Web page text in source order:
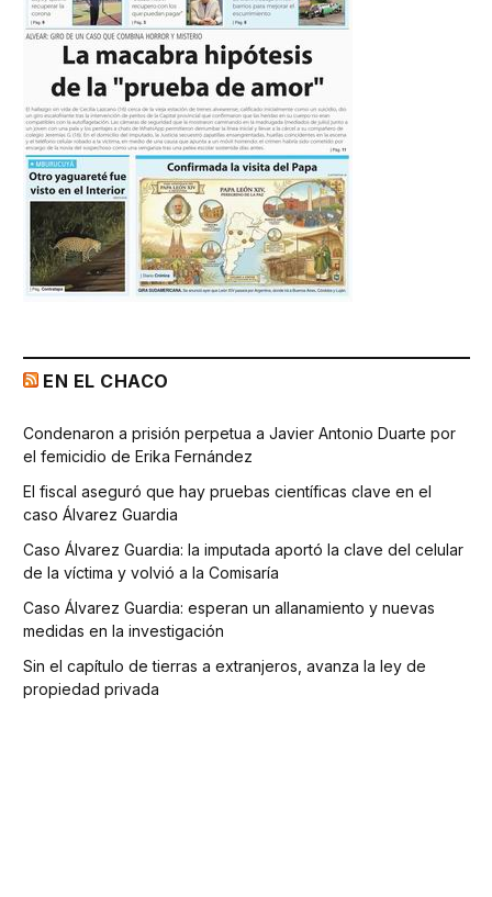
EN EL CHACO
Condenaron a prisión perpetua a Javier Antonio Duarte por
el femicidio de Erika Fernández
El fiscal aseguró que hay pruebas científicas clave en el
caso Álvarez Guardia
Caso Álvarez Guardia: la imputada aportó la clave del celular
de la víctima y volvió a la Comisaría
Caso Álvarez Guardia: esperan un allanamiento y nuevas
medidas en la investigación
Sin el capítulo de tierras a extranjeros, avanza la ley de
propiedad privada